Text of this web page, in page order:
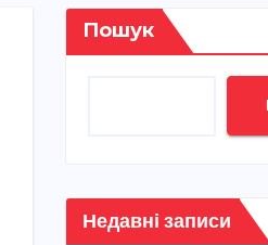
Пошук
Недавні записи